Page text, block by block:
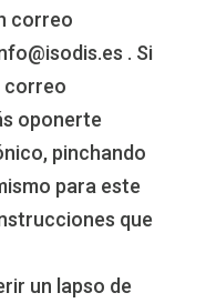
correo
. Si
correo
oponerte
pinchando
para este
que
un lapso de